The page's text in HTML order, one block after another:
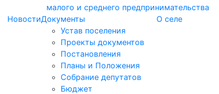
малого и среднего предпринимательства
НовостиДокументы
Устав поселения
Проекты документов
Постановления
Планы и Положения
Собрание депутатов
Бюджет
О селе